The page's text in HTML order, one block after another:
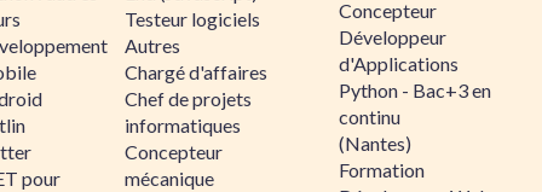
pour
Testeur logiciels
Autres
Chargé d'affaires
Chef de projets
informatiques
Concepteur
mécanique
Concepteur
Développeur
d'Applications
Python - Bac+3 en
continu
(Nantes)
Formation